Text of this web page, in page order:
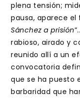
plena tensión;
pausa, aparece el
Sánchez a prisión
rabioso, airado y
reunido allí a un
convocatoria
que se ha puesto
barbaridad que